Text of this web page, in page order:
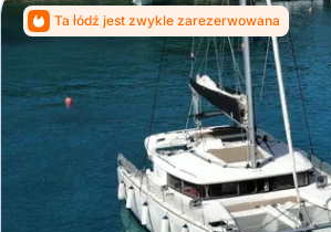
Ta łódź jest zwykle zarezerwowana